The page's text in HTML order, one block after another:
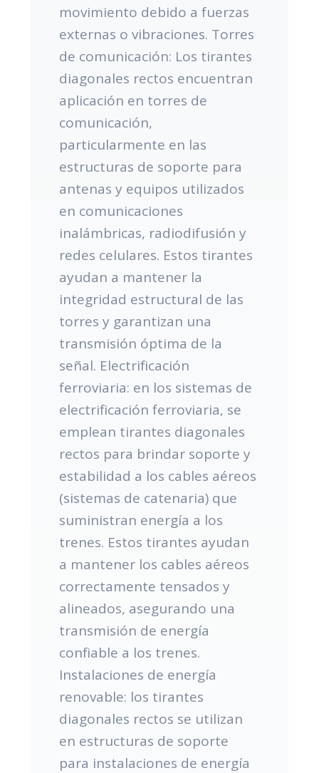
movimiento debido a fuerzas
externas o vibraciones. Torres
de comunicación: Los tirantes
diagonales rectos encuentran
aplicación en torres de
comunicación,
particularmente en las
estructuras de soporte para
antenas y equipos utilizados
en comunicaciones
inalámbricas, radiodifusión y
redes celulares. Estos tirantes
ayudan a mantener la
integridad estructural de las
torres y garantizan una
transmisión óptima de la
señal. Electrificación
ferroviaria: en los sistemas de
electrificación ferroviaria, se
emplean tirantes diagonales
rectos para brindar soporte y
estabilidad a los cables aéreos
(sistemas de catenaria) que
suministran energía a los
trenes. Estos tirantes ayudan
a mantener los cables aéreos
correctamente tensados y
alineados, asegurando una
transmisión de energía
confiable a los trenes.
Instalaciones de energía
renovable: los tirantes
diagonales rectos se utilizan
en estructuras de soporte
para instalaciones de energía